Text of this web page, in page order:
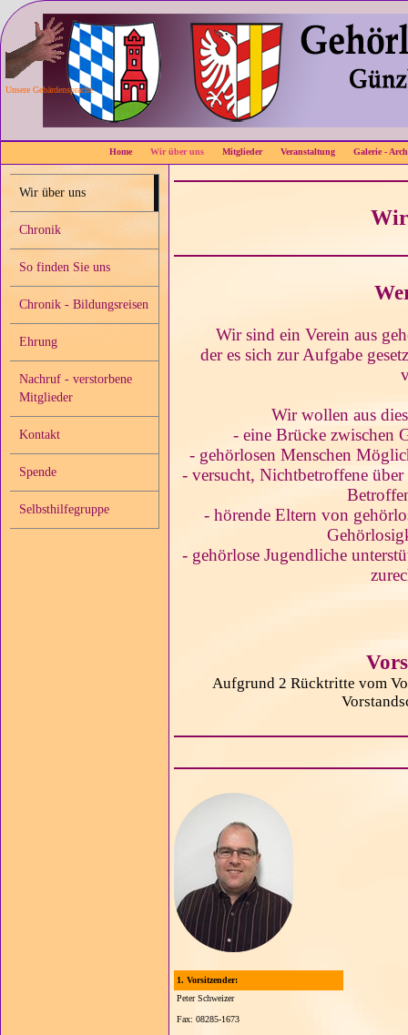
Unsere Gebärdensprache
Home Wir über uns Mitglieder Veranstaltung Galerie -
Wir über uns
Chronik
So finden Sie uns
Chronik - Bildungsreisen
Ehrung
Nachruf - verstorbene
Mitglieder
Kontakt
Spende
Selbsthilfegruppe
Wir sind ein Verein aus
der es sich zur Aufgabe
Wir wollen aus
- eine Brücke zwischen
- gehörlosen Menschen
- versucht, Nichtbetroffene
- hörende Eltern von
- gehörlose Jugendliche
Aufgrund 2 Rücktritte vom
1. Vorsitzender:
Peter Schweizer
Fax: 08285-1673